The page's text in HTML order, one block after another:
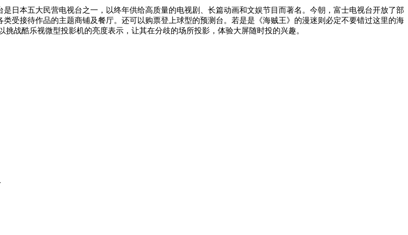
日本五大民营电视台之一，以终年供给高质量的电视剧、长篇动画和文娱节目而著名。今朝，富士电视台开放了部
受接待作品的主题商铺及餐厅。还可以购票登上球型的预测台。若是是《海贼王》的漫迷则必定不要错过这里的海
战酷乐视微型投影机的亮度表示，让其在分歧的场所投影，体验大屏随时投的兴趣。